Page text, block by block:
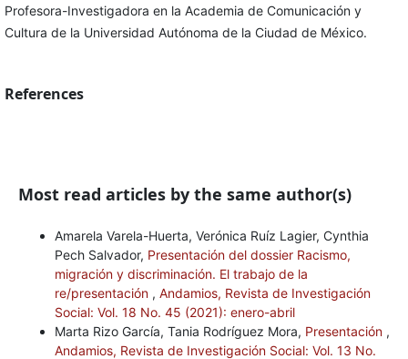
Profesora-Investigadora en la Academia de Comunicación y
Cultura de la Universidad Autónoma de la Ciudad de México.
References
Most read articles by the same author(s)
Amarela Varela-Huerta, Verónica Ruíz Lagier, Cynthia
Pech Salvador, Presentación del dossier Racismo,
migración y discriminación. El trabajo de la
re/presentación , Andamios, Revista de Investigación
Social: Vol. 18 No. 45 (2021): enero-abril
Marta Rizo García, Tania Rodríguez Mora, Presentación ,
Andamios, Revista de Investigación Social: Vol. 13 No.